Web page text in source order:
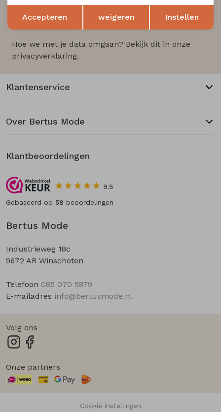
Aanmelden
Hoe we met je data omgaan? Bekijk dit in onze
privacyverklaring.
Bertus Mode
Industrieweg 18c
9672 AR Winschoten
Telefoon 085 070 5879
E-mailadres info@bertusmode.nl
Klantenservice
Over Bertus Mode
Klantbeoordelingen
9.5
Gebaseerd op 58 beoordelingen
Volg ons
Onze partners
Cookie instellingen
Terug Opslaan
Accepteren weigeren Instellen